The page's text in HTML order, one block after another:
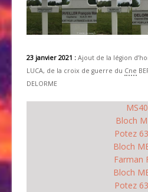
23 janvier 2021 : Ajout de la légion
LUCA, de la croix de guerre du Cne
DELORME
Bloch
Potez
Bloch
Farman
Bloch
Potez